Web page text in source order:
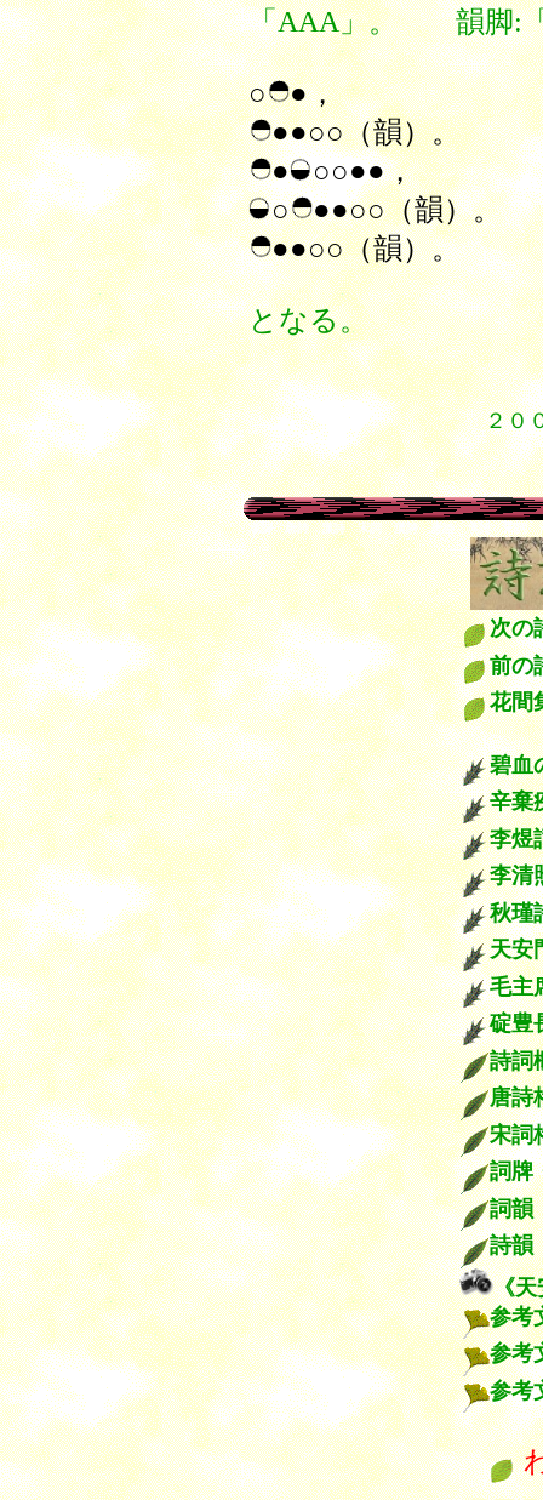
「AAA」。 韻脚:「
○ ●，
●●○○（韻）。
●
○○●●，
○
●●○○（韻）。
●●○○（韻）。
となる。
２０
２
３
漢詩 唐詩 漢詩 宋詞 漢詩 唐詩 漢詩 宋
次
前
花間
碧血
辛棄
李煜
李清
秋瑾
天安
毛主
碇豊
詩
唐
宋詞
詞牌
詞韻
詩韻
《天
参考
参考
参考